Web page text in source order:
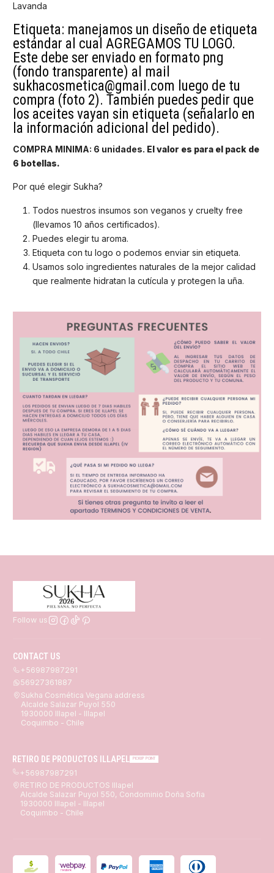
Lavanda
Etiqueta: manejamos un diseño de etiqueta
estándar al cual AGREGAMOS TU LOGO.
Este debe ser enviado en formato png
(fondo transparente) al mail
sukhacosmetica@gmail.com luego de tu
compra (foto 2). También puedes pedir que
los aceites vayan sin etiqueta (señalarlo en
la información adicional del pedido).
COMPRA MINIMA: 6 unidades. El valor es para el pack de
6 botellas.
Por qué elegir Sukha?
Todos nuestros insumos son veganos y cruelty free
(llevamos 10 años certificados).
Puedes elegir tu aroma.
Etiqueta con tu logo o podemos enviar sin etiqueta.
Usamos solo ingredientes naturales de la mejor calidad
que realmente hidratan la cutícula y protegen la uña.
Follow us
CONTACT US
+56987987291
56927361887
Sukha Cosmética Vegana address
Alcalde Salazar Puyol 550
1930000 Illapel - Illapel
Coquimbo - Chile
RETIRO DE PRODUCTOS ILLAPEL PICKUP POINT
+56987987291
RETIRO DE PRODUCTOS Illapel
Alcalde Salazar Puyol 550, Condominio Doña Sofia
1930000 Illapel - Illapel
Coquimbo - Chile